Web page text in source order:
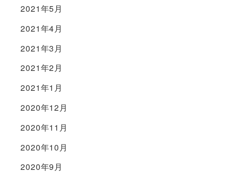
2021年5月
2021年4月
2021年3月
2021年2月
2021年1月
2020年12月
2020年11月
2020年10月
2020年9月